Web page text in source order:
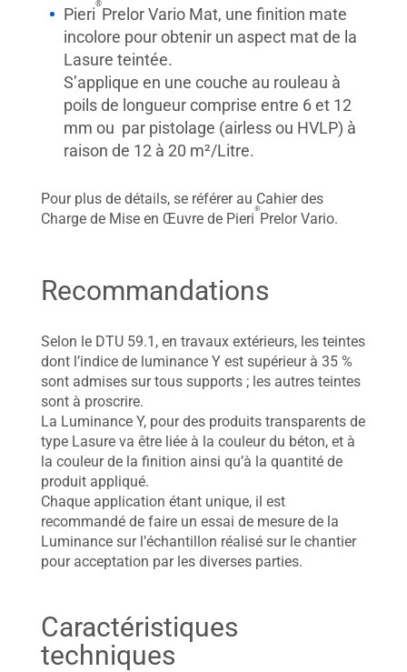
Pieri
®
Prelor Vario Mat, une finition mate
incolore pour obtenir un aspect mat de la
Lasure teintée.
S’applique en une couche au rouleau à
poils de longueur comprise entre 6 et 12
mm ou par pistolage (airless ou HVLP) à
raison de 12 à 20 m²/Litre.
Pour plus de détails, se référer au Cahier des
Charge de Mise en Œuvre de Pieri
®
Prelor Vario.
Recommandations
Selon le DTU 59.1, en travaux extérieurs, les teintes
dont l’indice de luminance Y est supérieur à 35 %
sont admises sur tous supports ; les autres teintes
sont à proscrire.
La Luminance Y, pour des produits transparents de
type Lasure va être liée à la couleur du béton, et à
la couleur de la finition ainsi qu’à la quantité de
produit appliqué.
Chaque application étant unique, il est
recommandé de faire un essai de mesure de la
Luminance sur l’échantillon réalisé sur le chantier
pour acceptation par les diverses parties.
Caractéristiques
techniques